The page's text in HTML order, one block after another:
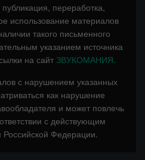
переработка,
использование материалов
такого письменного
указанием источника
на сайт ЗВУКОМАНИЯ.
с нарушением указанных
как нарушение
и может повлечь
с действующим
Российской Федерации.